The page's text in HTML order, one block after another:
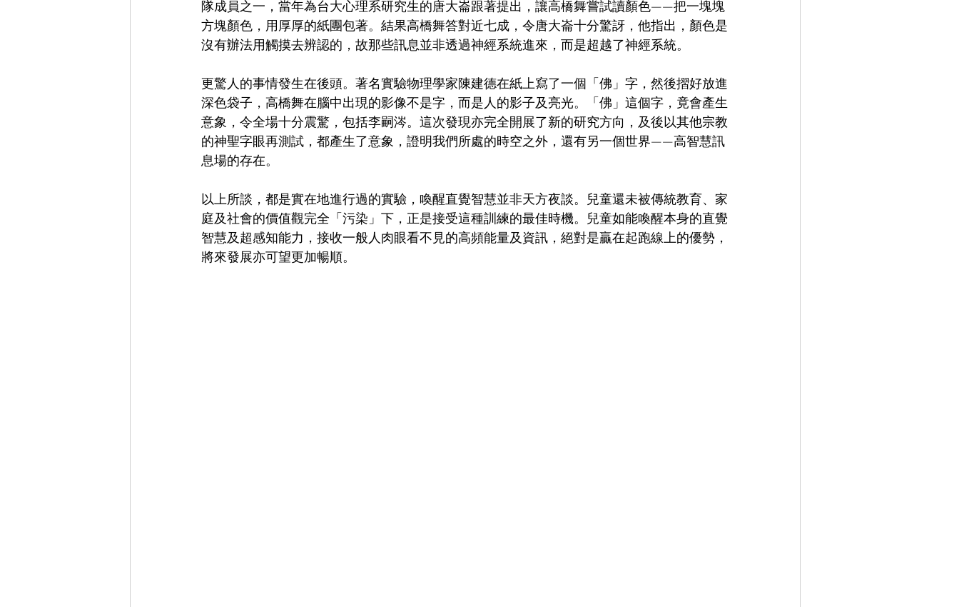
隊成員之一，當年為台大心理系研究生的唐大崙跟著提出，讓高橋舞嘗試讀顏色——把一塊塊
方塊顏色，用厚厚的紙團包著。結果高橋舞答對近七成，令唐大崙十分驚訝，他指出，顏色是
沒有辦法用觸摸去辨認的，故那些訊息並非透過神經系統進來，而是超越了神經系統。
更驚人的事情發生在後頭。著名實驗物理學家陳建德在紙上寫了一個「佛」字，然後摺好放進
深色袋子，高橋舞在腦中出現的影像不是字，而是人的影子及亮光。「佛」這個字，竟會產生
意象，令全場十分震驚，包括李嗣涔。這次發現亦完全開展了新的研究方向，及後以其他宗教
的神聖字眼再測試，都產生了意象，證明我們所處的時空之外，還有另一個世界——高智慧訊
息場的存在。
以上所談，都是實在地進行過的實驗，喚醒直覺智慧並非天方夜談。兒童還未被傳統教育、家
庭及社會的價值觀完全「污染」下，正是接受這種訓練的最佳時機。兒童如能喚醒本身的直覺
智慧及超感知能力，接收一般人肉眼看不見的高頻能量及資訊，絕對是贏在起跑線上的優勢，
將來發展亦可望更加暢順。